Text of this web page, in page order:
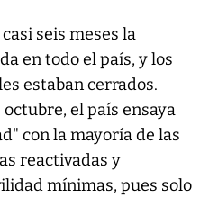
seis meses la
en todo el país, y los
estaban cerrados.
octubre, el país ensaya
con la mayoría de las
reactivadas y
mínimas, pues solo